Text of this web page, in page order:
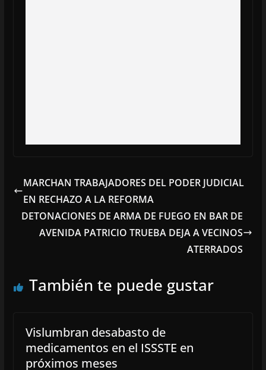
MARCHAN TRABAJADORES DEL PODER JUDICIAL
EN RECHAZO A LA REFORMA
DETONACIONES DE ARMA DE FUEGO EN BAR DE
AVENIDA PATRICIO TRUEBA DEJA A VECINOS
ATERRADOS
También te puede gustar
Vislumbran desabasto de
medicamentos en el ISSSTE en
próximos meses